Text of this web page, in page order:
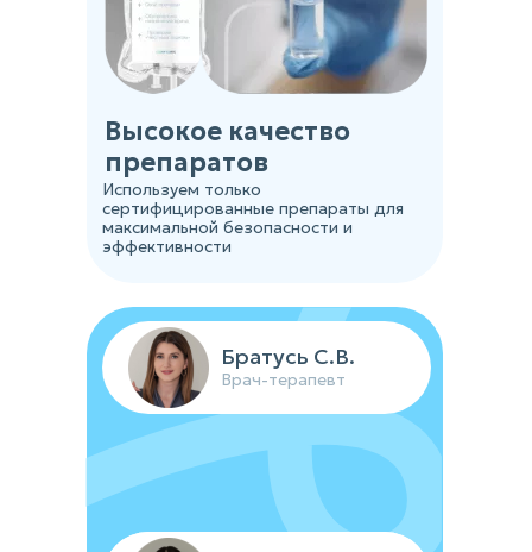
Высокое качество
препаратов
Используем только
сертифицированные препараты для
максимальной безопасности и
эффективности
Братусь С.В.
Врач-терапевт